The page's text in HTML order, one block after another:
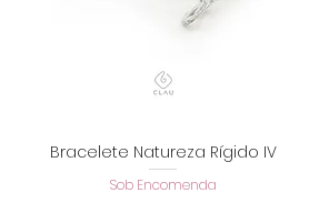
Visualização rápida
Bracelete Natureza Rígido IV
Sob Encomenda